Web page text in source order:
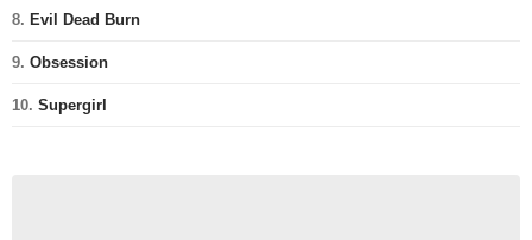
8. Evil Dead Burn
9. Obsession
10. Supergirl